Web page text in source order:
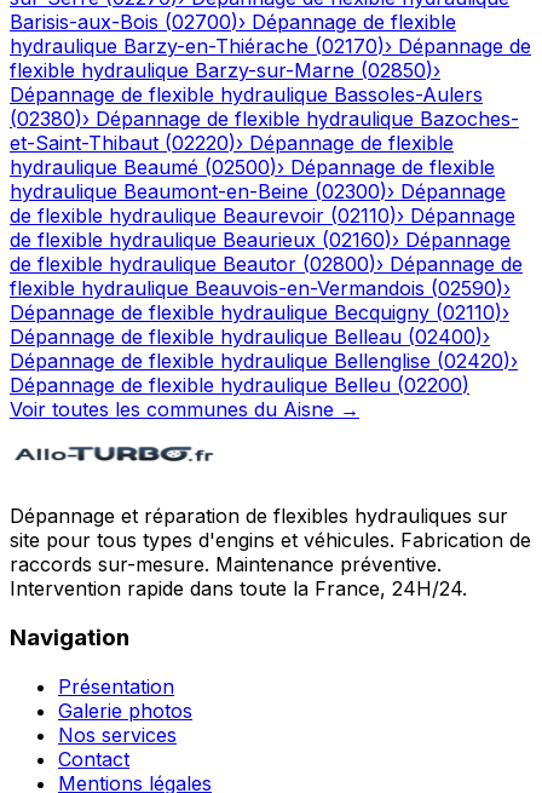
Barisis-aux-Bois (02700)› Dépannage de flexible
hydraulique Barzy-en-Thiérache (02170)› Dépannage de
flexible hydraulique Barzy-sur-Marne (02850)›
Dépannage de flexible hydraulique Bassoles-Aulers
(02380)› Dépannage de flexible hydraulique Bazoches-
et-Saint-Thibaut (02220)› Dépannage de flexible
hydraulique Beaumé (02500)› Dépannage de flexible
hydraulique Beaumont-en-Beine (02300)› Dépannage
de flexible hydraulique Beaurevoir (02110)› Dépannage
de flexible hydraulique Beaurieux (02160)› Dépannage
de flexible hydraulique Beautor (02800)› Dépannage de
flexible hydraulique Beauvois-en-Vermandois (02590)›
Dépannage de flexible hydraulique Becquigny (02110)›
Dépannage de flexible hydraulique Belleau (02400)›
Dépannage de flexible hydraulique Bellenglise (02420)›
Dépannage de flexible hydraulique Belleu (02200)
Voir toutes les communes du Aisne →
Dépannage et réparation de flexibles hydrauliques sur
site pour tous types d'engins et véhicules. Fabrication de
raccords sur-mesure. Maintenance préventive.
Intervention rapide dans toute la France, 24H/24.
Navigation
Présentation
Galerie photos
Nos services
Contact
Mentions légales